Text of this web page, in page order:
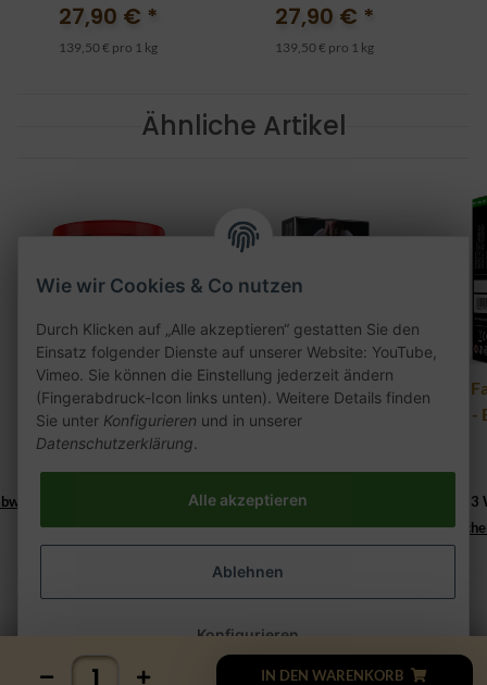
IN DEN WARENKORB
27,90 € *
139,50 € pro 1 kg
27,90 € *
139,50 € pro 1 kg
Ähnliche Artikel
27er Black Kaktus 200g
25,90 €*
((%s - Ausland abweichend))
Adalya Sheik Money
2 - 3 Werktage((%s - Ausland
Al
-
2 -
Wie wir Cookies & Co nutzen
Durch Klicken auf „Alle akzeptieren“ gestatten Sie den
Einsatz folgender Dienste auf unserer Website: YouTube,
Vimeo. Sie können die Einstellung jederzeit ändern
(Fingerabdruck-Icon links unten). Weitere Details finden
Sie unter Konfigurieren und in unserer
Datenschutzerklärung.
Alle akzeptieren
Ablehnen
Konfigurieren